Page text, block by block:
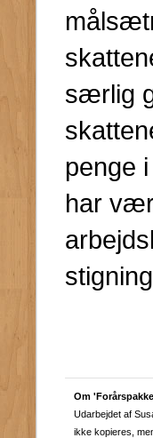
særlig
penge
har
Om
Udarbejdet af
ikke kopieres,